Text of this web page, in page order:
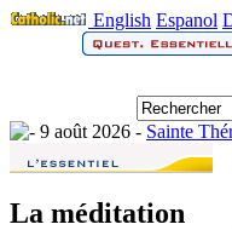
English Espanol
9 août 2026 - Sainte
La méditation